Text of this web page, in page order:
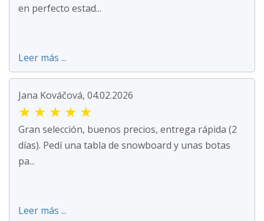
en perfecto estad...
Leer más ...
Jana Kováčová, 04.02.2026
★ ★ ★ ★ ★
Gran selección, buenos precios, entrega rápida (2
días). Pedí una tabla de snowboard y unas botas
pa...
Leer más ...